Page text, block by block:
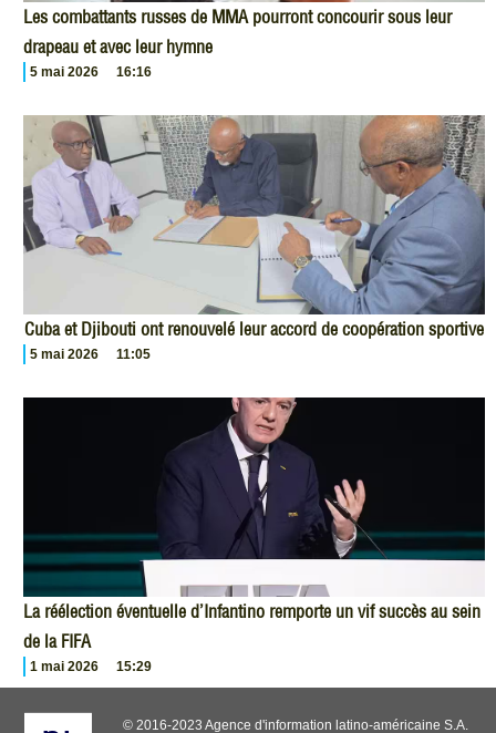
Les combattants russes de MMA pourront concourir sous leur
drapeau et avec leur hymne
5 mai 2026 16:16
Cuba et Djibouti ont renouvelé leur accord de coopération sportive
5 mai 2026 11:05
La réélection éventuelle d’Infantino remporte un vif succès au sein
de la FIFA
1 mai 2026 15:29
© 2016-2023 Agence d'information latino-américaine S.A.